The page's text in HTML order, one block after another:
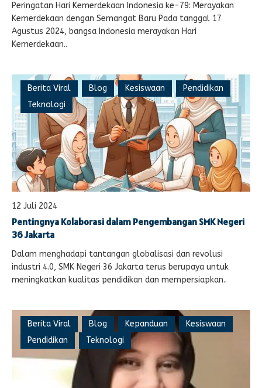
Peringatan Hari Kemerdekaan Indonesia ke-79: Merayakan
Kemerdekaan dengan Semangat Baru Pada tanggal 17
Agustus 2024, bangsa Indonesia merayakan Hari
Kemerdekaan..
Berita Viral Blog Kesiswaan
Pendidikan
Teknologi
12 Juli 2024
Pentingnya Kolaborasi dalam Pengembangan SMK Negeri
36 Jakarta
Dalam menghadapi tantangan globalisasi dan revolusi
industri 4.0, SMK Negeri 36 Jakarta terus berupaya untuk
meningkatkan kualitas pendidikan dan mempersiapkan..
Berita Viral Blog Kepanduan
Kesiswaan
Pendidikan
Teknologi